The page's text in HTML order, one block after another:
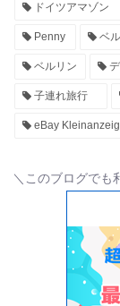
ドイツアマゾン
Penny ベ
ベルリン デ
子連れ旅行
eBay
＼このブログでも